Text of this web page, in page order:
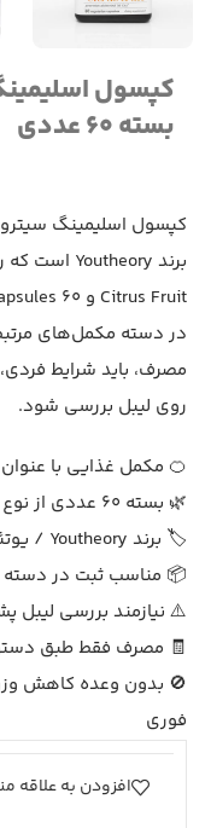
کپسول
بسته 60 عددی
کپسول اسلیمینگ
در دسته مکمل‌های
مصرف، باید شرایط
روی لیبل بررسی شود.
🍊 مکمل غذایی با عنوان Slimming Citrus Fruit
🌿 بسته 60 عددی از نوع Vegetarian Capsules
🏷️ برند Youtheory / یوتئوری
📦 مناسب ثبت در دسته
⚠️ نیازمند بررسی لیبل
🧾 مصرف فقط طبق
🚫 بدون وعده کاهش
فوری
افزودن به علاقه